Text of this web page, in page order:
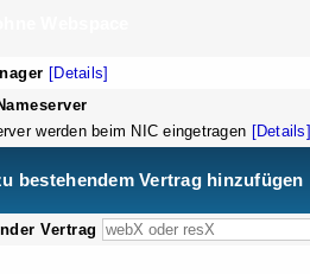
[Details]
werden beim NIC eingetragen [Details]
bestehendem Vertrag hinzufügen
Vertrag